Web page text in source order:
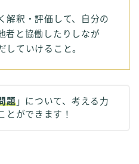
釈・評価して、自分の
者と協働したりしなが
していけること。
題」について、考える力
とができます！